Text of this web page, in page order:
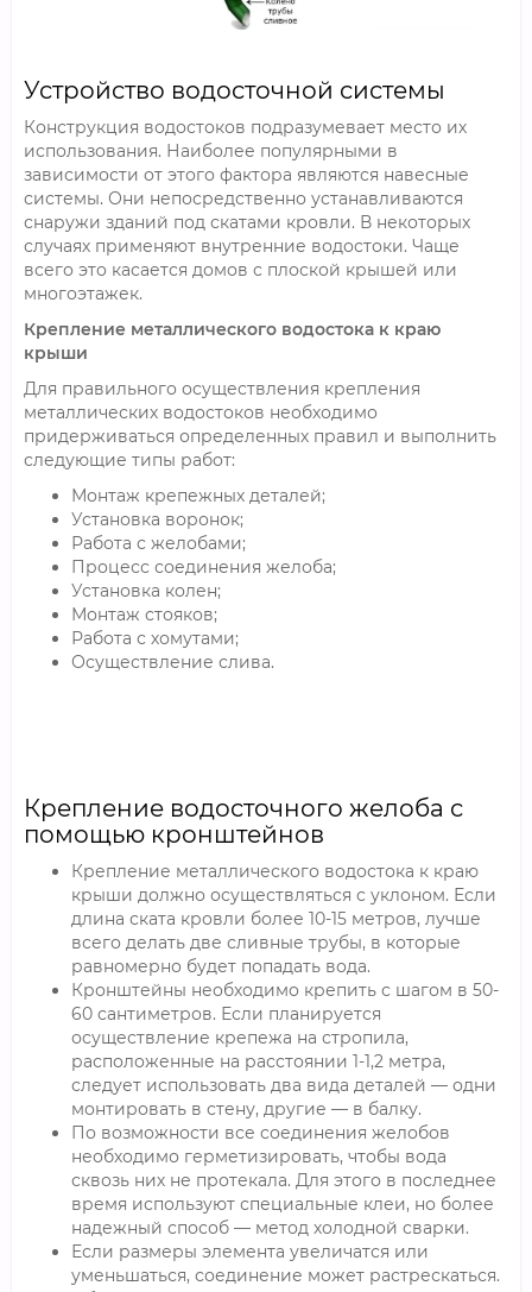
Устройство водосточной системы
Конструкция водостоков подразумевает место их
использования. Наиболее популярными в
зависимости от этого фактора являются навесные
системы. Они непосредственно устанавливаются
снаружи зданий под скатами кровли. В некоторых
случаях применяют внутренние водостоки. Чаще
всего это касается домов с плоской крышей или
многоэтажек.
Крепление металлического водостока к краю
крыши
Для правильного осуществления крепления
металлических водостоков необходимо
придерживаться определенных правил и выполнить
следующие типы работ:
Монтаж крепежных деталей;
Установка воронок;
Работа с желобами;
Процесс соединения желоба;
Установка колен;
Монтаж стояков;
Работа с хомутами;
Осуществление слива.
Крепление водосточного желоба с
помощью кронштейнов
Крепление металлического водостока к краю
крыши должно осуществляться с уклоном. Если
длина ската кровли более 10-15 метров, лучше
всего делать две сливные трубы, в которые
равномерно будет попадать вода.
Кронштейны необходимо крепить с шагом в 50-
60 сантиметров. Если планируется
осуществление крепежа на стропила,
расположенные на расстоянии 1-1,2 метра,
следует использовать два вида деталей — одни
монтировать в стену, другие — в балку.
По возможности все соединения желобов
необходимо герметизировать, чтобы вода
сквозь них не протекала. Для этого в последнее
время используют специальные клеи, но более
надежный способ — метод холодной сварки.
Если размеры элемента увеличатся или
уменьшаться, соединение может растрескаться.